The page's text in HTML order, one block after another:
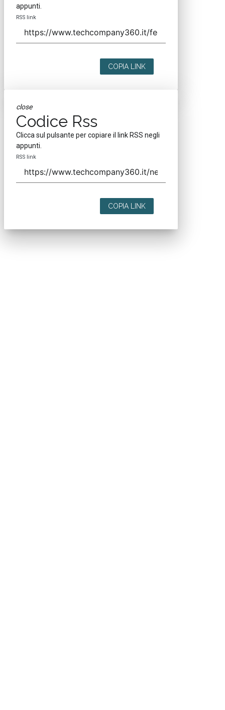
appunti.
RSS link
COPIA LINK
close
Codice Rss
Clicca sul pulsante per copiare il link RSS negli
appunti.
RSS link
COPIA LINK